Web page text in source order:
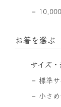
お箸を選ぶ
サイズ
標準
小さめ